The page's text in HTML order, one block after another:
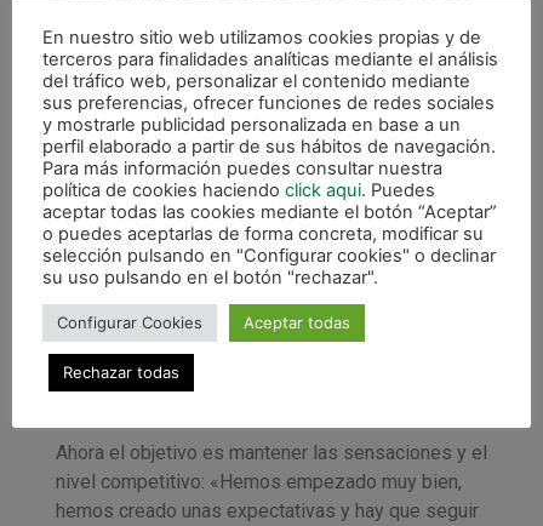
venido muy bien para desconectar física y
mentalmente, además de descansar con la
familia», explica Ion Cerviño en declaraciones al
club. Preguntado por el balance que hace después
de tres jornada de competición, el jugador navarro
se muestra satisfecho por el trabajo demostrado:
«Desde el principio de la pretemporada nos
habíamos marcado un objetivo que eran 6 puntos y
creo que hemos hecho tres partidos muy buenos.
El partido de Barcelona fue un partido bueno del
que nos fuimos de vacío pero sabíamos que el
trabajo estaba bien hecho. Hemos podido sacar
los 6 puntos de casa, que era lo que queríamos.
Ahora el objetivo es mantener las sensaciones y el
nivel competitivo: «Hemos empezado muy bien,
hemos creado unas expectativas y hay que seguir
En nuestro sitio web utilizamos cookies propias y de
terceros para finalidades analíticas mediante el análisis
del tráfico web, personalizar el contenido mediante
sus preferencias, ofrecer funciones de redes sociales
y mostrarle publicidad personalizada en base a un
perfil elaborado a partir de sus hábitos de navegación.
Para más información puedes consultar nuestra
política de cookies haciendo click aqui. Puedes
aceptar todas las cookies mediante el botón “Aceptar”
o puedes aceptarlas de forma concreta, modificar su
selección pulsando en "Configurar cookies" o declinar
su uso pulsando en el botón "rechazar".
Configurar Cookies Aceptar todas
Rechazar todas